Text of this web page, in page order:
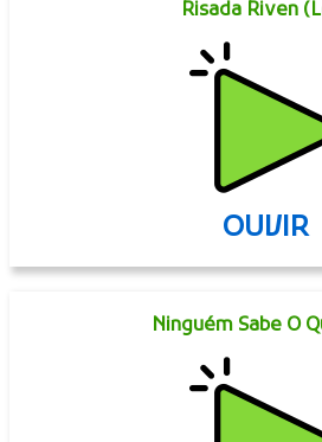
Risada Riven
OUVIR
Ninguém Sabe O